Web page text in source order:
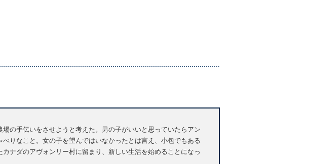
の手伝いをさせようと考えた。男の子がいいと思っていたらアン
りなこと。女の子を望んではいなかったとは言え、小包でもある
ナダのアヴォンリー村に留まり、新しい生活を始めることになっ